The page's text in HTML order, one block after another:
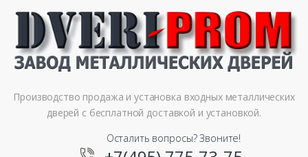
Производство продажа и установка входных металлических
дверей с бесплатной доставкой и установкой.
Осталить вопросы? Звоните!